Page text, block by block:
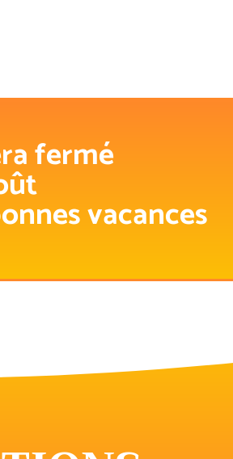
fermé
vacances